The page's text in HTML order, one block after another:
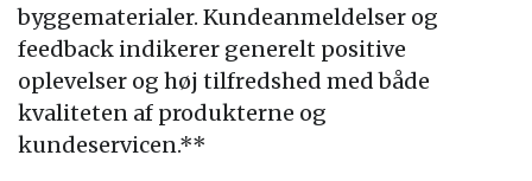
byggematerialer. Kundeanmeldelser og
feedback indikerer generelt positive
oplevelser og høj tilfredshed med både
kvaliteten af produkterne og
kundeservicen.**